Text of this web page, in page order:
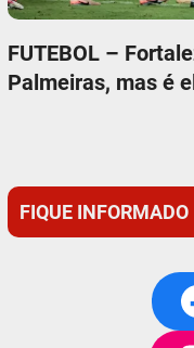
FUTEBOL –
Palmeiras, mas é
FIQUE INFORMADO